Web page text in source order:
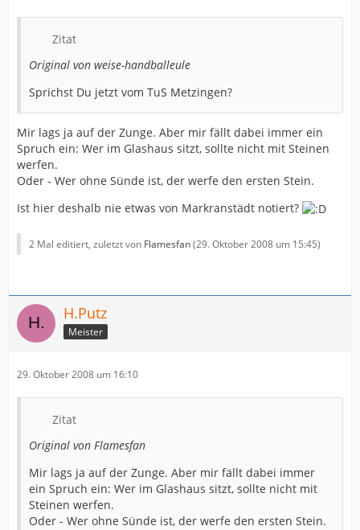
Zitat
Original von weise-handballeule
Sprichst Du jetzt vom TuS Metzingen?
Mir lags ja auf der Zunge. Aber mir fällt dabei immer ein
Spruch ein: Wer im Glashaus sitzt, sollte nicht mit Steinen
werfen.
Oder - Wer ohne Sünde ist, der werfe den ersten Stein.
Ist hier deshalb nie etwas von Markranstädt notiert?
2 Mal editiert, zuletzt von Flamesfan(29. Oktober 2008 um 15:45)
H.Putz
Meister
29. Oktober 2008 um 16:10
Zitat
Original von Flamesfan
Mir lags ja auf der Zunge. Aber mir fällt dabei immer
ein Spruch ein: Wer im Glashaus sitzt, sollte nicht mit
Steinen werfen.
Oder - Wer ohne Sünde ist, der werfe den ersten Stein.